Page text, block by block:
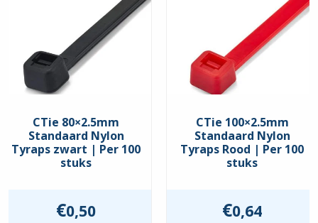
CTie 80×2.5mm
Standaard Nylon
Tyraps zwart | Per 100
stuks
€0,50
CTie 100×2.5mm
Standaard Nylon
Tyraps Rood | Per 100
stuks
€0,64